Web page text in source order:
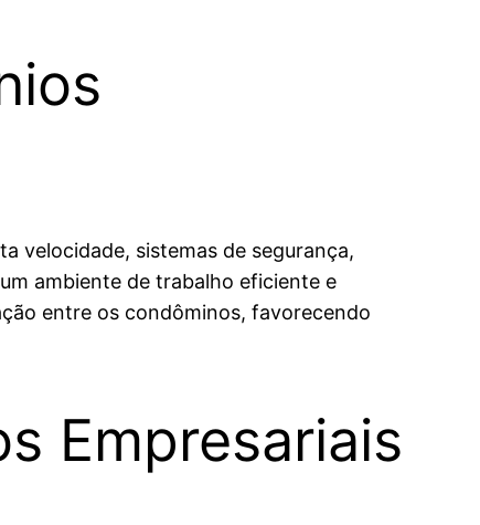
velocidade, sistemas de segurança,
ambiente de trabalho eficiente e
entre os condôminos, favorecendo
Empresariais